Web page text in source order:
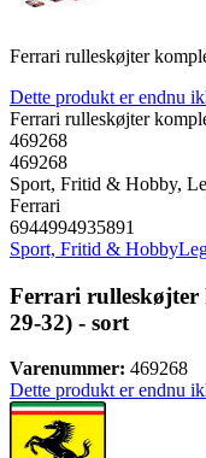
Ferrari rulleskøjter
Dette produkt er endnu
Ferrari rulleskøjter
469268
469268
Sport, Fritid & Hobby,
Ferrari
6944994935891
Sport, Fritid & Hobby
Ferrari rulleskøjter
29-32) - sort
Varenummer: 469268
Dette produkt er endnu